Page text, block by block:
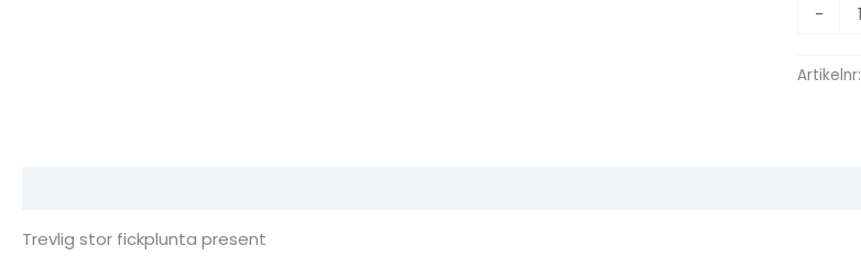
-
Artikelnr:
Trevlig stor fickplunta present